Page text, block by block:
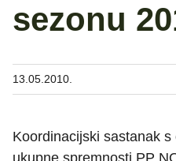
sezonu
13.05.2010.
Koordinacijski sastanak